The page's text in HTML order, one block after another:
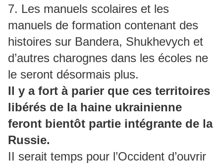
7. Les manuels scolaires et les
manuels de formation contenant des
histoires sur Bandera, Shukhevych et
d’autres charognes dans les écoles ne
le seront désormais plus.
Il y a fort à parier que ces territoires
libérés de la haine ukrainienne
feront bientôt partie intégrante de la
Russie.
II serait temps pour l’Occident d’ouvrir